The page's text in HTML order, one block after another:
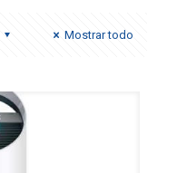
Mostrar todo